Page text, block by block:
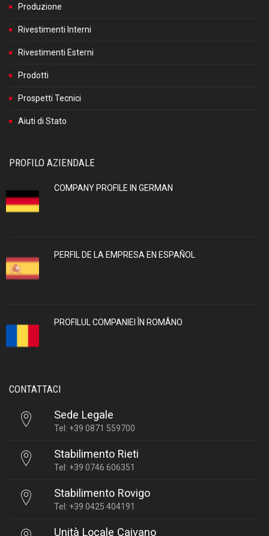
Produzione
Rivestimenti Interni
Rivestimenti Esterni
Prodotti
Prospetti Tecnici
Aiuti di Stato
PROFILO AZIENDALE
COMPANY PROFILE IN GERMAN
PERFIL DE LA EMPRESA EN ESPAÑOL
PROFILUL COMPANIEI ÎN ROMÂNO
CONTATTACI
Sede Legale
Tel: +39 0871 559700
Stabilimento Rieti
Tel: +39 0746 606351
Stabilimento Rovigo
Tel: +39 0425 404191
Unità Locale Caivano